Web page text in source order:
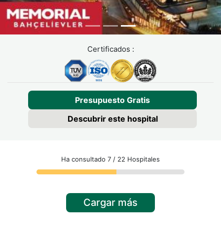
Certificados :
Presupuesto Gratis
Descubrir este hospital
Ha consultado 7 / 22 Hospitales
Cargar más